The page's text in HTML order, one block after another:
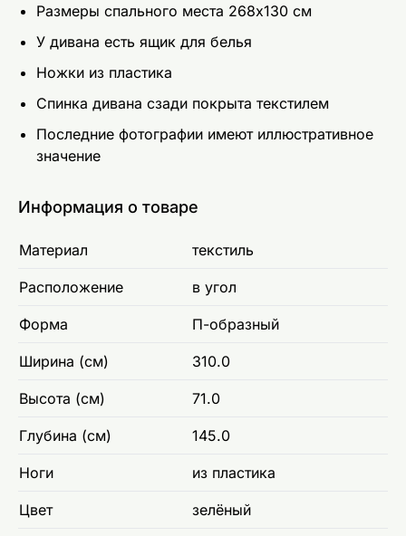
Размеры спального места 268x130 см
У дивана есть ящик для белья
Ножки из пластика
Спинка дивана сзади покрыта текстилем
Последние фотографии имеют иллюстративное
значение
Информация о товаре
Материал текстиль
Расположение в угол
Форма П-образный
Ширина (см) 310.0
Высота (см) 71.0
Глубина (см) 145.0
Ноги из пластика
Цвет зелёный